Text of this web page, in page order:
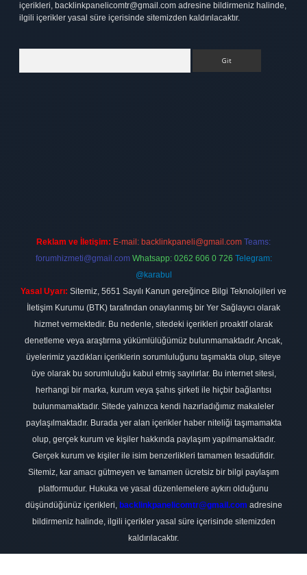
içerikleri, backlinkpanelicomtr@gmail.com adresine bildirmeniz halinde,
ilgili içerikler yasal süre içerisinde sitemizden kaldırılacaktır.
Reklam ve İletişim: E-mail: backlinkpaneli@gmail.com Teams:
forumhizmeti@gmail.com Whatsapp: 0262 606 0 726 Telegram:
@karabul
Yasal Uyarı: Sitemiz, 5651 Sayılı Kanun gereğince Bilgi Teknolojileri ve
İletişim Kurumu (BTK) tarafından onaylanmış bir Yer Sağlayıcı olarak
hizmet vermektedir. Bu nedenle, sitedeki içerikleri proaktif olarak
denetleme veya araştırma yükümlülüğümüz bulunmamaktadır. Ancak,
üyelerimiz yazdıkları içeriklerin sorumluluğunu taşımakta olup, siteye
üye olarak bu sorumluluğu kabul etmiş sayılırlar. Bu internet sitesi,
herhangi bir marka, kurum veya şahıs şirketi ile hiçbir bağlantısı
bulunmamaktadır. Sitede yalnızca kendi hazırladığımız makaleler
paylaşılmaktadır. Burada yer alan içerikler haber niteliği taşımamakta
olup, gerçek kurum ve kişiler hakkında paylaşım yapılmamaktadır.
Gerçek kurum ve kişiler ile isim benzerlikleri tamamen tesadüfidir.
Sitemiz, kar amacı gütmeyen ve tamamen ücretsiz bir bilgi paylaşım
platformudur. Hukuka ve yasal düzenlemelere aykırı olduğunu
düşündüğünüz içerikleri, backlinkpanelicomtr@gmail.com adresine
bildirmeniz halinde, ilgili içerikler yasal süre içerisinde sitemizden
kaldırılacaktır.